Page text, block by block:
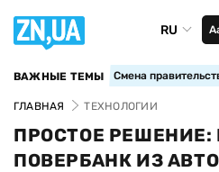
RU
ВАЖНЫЕ ТЕМЫ Смена
ГЛАВНАЯ ТЕХНОЛОГИИ
ПРОСТОЕ РЕШЕНИЕ:
ПОВЕРБАНК ИЗ